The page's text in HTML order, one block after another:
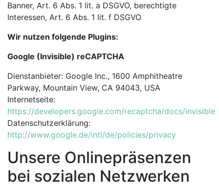
Banner, Art. 6 Abs. 1 lit. a DSGVO, berechtigte
Interessen, Art. 6 Abs. 1 lit. f DSGVO
Wir nutzen folgende Plugins:
Google (Invisible) reCAPTCHA
Dienstanbieter: Google Inc., 1600 Amphitheatre
Parkway, Mountain View, CA 94043, USA
Internetseite:
https://developers.google.com/recaptcha/docs/invisible
Datenschutzerklärung:
http://www.google.de/intl/de/policies/privacy
Unsere Onlinepräsenzen
bei sozialen Netzwerken